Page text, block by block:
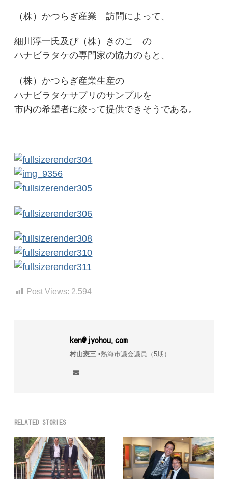
（株）かつらぎ産業 訪問によって、
細川淳一氏及び（株）きのこ の
ハナビラタケの専門家の協力のもと、
（株）かつらぎ産業生産の
ハナビラタケサプリのサンプルを
市内の希望者に絞って提供できそうである。
Post Views: 2,594
ken@jyohou.com
村山憲三▪︎熱海市議会議員（5期）
RELATED STORIES